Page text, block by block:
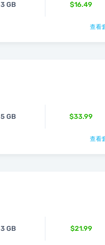
3 GB $16.49
查看
5 GB $33.99
查看
3 GB $21.99